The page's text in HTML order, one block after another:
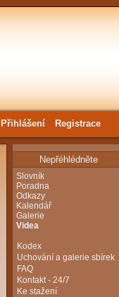
Přihlášení Registrace
Nepřéhlédněte
Slovník
Poradna
Odkazy
Kalendář
Galerie
Videa
Kodex
Uchování a galerie sbírek
FAQ
Kontakt - 24/7
Ke stažení